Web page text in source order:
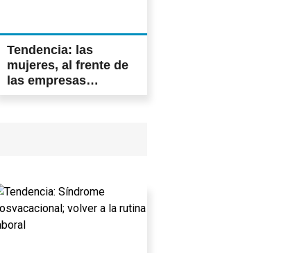
Tendencia: las
mujeres, al frente de
las empresas
tecnológicas o